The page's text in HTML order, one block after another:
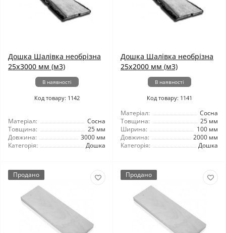
Дошка Шалівка необрізна
25x3000 мм (м3)
В наявності
Код товару: 1142
Матеріал:
Сосна
Товщина:
25 мм
Довжина:
3000 мм
Категорія:
Дошка
Дошка Шалівка необрізна
25x2000 мм (м3)
В наявності
Код товару: 1141
Матеріал:
Сосна
Товщина:
25 мм
Ширина:
100 мм
Довжина:
2000 мм
Категорія:
Дошка
Продано Продано